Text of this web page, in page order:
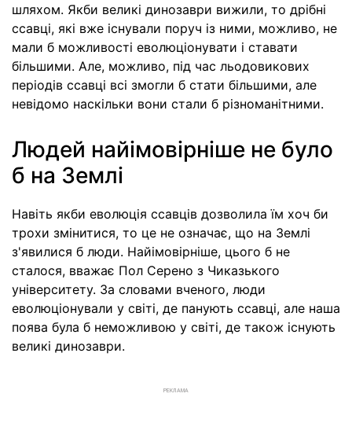
шляхом. Якби великі динозаври вижили, то дрібні
ссавці, які вже існували поруч із ними, можливо, не
мали б можливості еволюціонувати і ставати
більшими. Але, можливо, під час льодовикових
періодів ссавці всі змогли б стати більшими, але
невідомо наскільки вони стали б різноманітними.
Людей найімовірніше не було
б на Землі
Навіть якби еволюція ссавців дозволила їм хоч би
трохи змінитися, то це не означає, що на Землі
з'явилися б люди. Найімовірніше, цього б не
сталося, вважає Пол Серено з Чиказького
університету. За словами вченого, люди
еволюціонували у світі, де панують ссавці, але наша
поява була б неможливою у світі, де також існують
великі динозаври.
РЕКЛАМА